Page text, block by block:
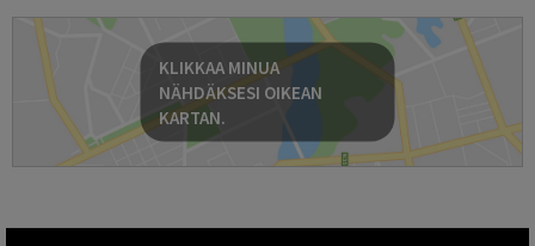
KLIKKAA MINUA
NÄHDÄKSESI OIKEAN
KARTAN.